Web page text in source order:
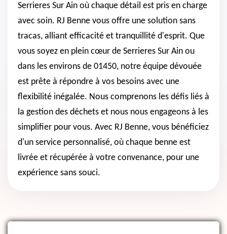
Serrieres Sur Ain où chaque détail est pris en charge
avec soin. RJ Benne vous offre une solution sans
tracas, alliant efficacité et tranquillité d'esprit. Que
vous soyez en plein cœur de Serrieres Sur Ain ou
dans les environs de 01450, notre équipe dévouée
est prête à répondre à vos besoins avec une
flexibilité inégalée. Nous comprenons les défis liés à
la gestion des déchets et nous nous engageons à les
simplifier pour vous. Avec RJ Benne, vous bénéficiez
d'un service personnalisé, où chaque benne est
livrée et récupérée à votre convenance, pour une
expérience sans souci.